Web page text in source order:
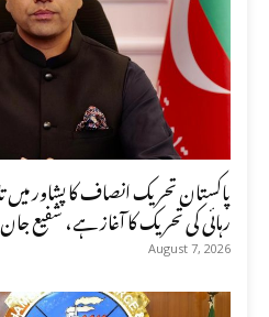
پاکستان تحریک انصاف کا پشاور
رہائی کی تحریک کا آغاز ہے، شفیع جان
August 7, 2026